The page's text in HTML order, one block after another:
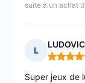
suite à un achat
L
Note : 5
Super jeux de